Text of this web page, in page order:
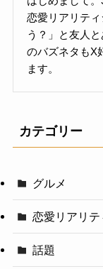
恋愛リアリテ
う？」と友人
のバズネタもX
ます。
カテゴリー
グルメ
恋愛リアリテ
話題